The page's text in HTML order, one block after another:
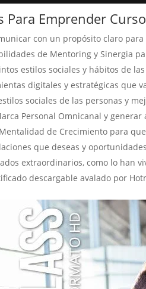
Para Emprender
con un propósito claro
de Mentoring y Sinergia
estilos sociales y hábitos de
digitales y estratégicas que
sociales de las personas y
Personal Omnicanal y
de Crecimiento para
que deseas y
extraordinarios, como lo han
descargable avalado por